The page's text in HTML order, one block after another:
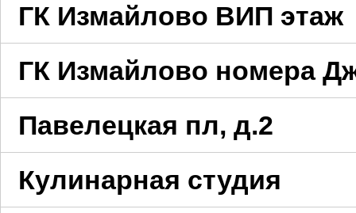
ГК Измайлово ВИП этаж
ГК Измайлово номера
Павелецкая пл, д.2
Кулинарная студия